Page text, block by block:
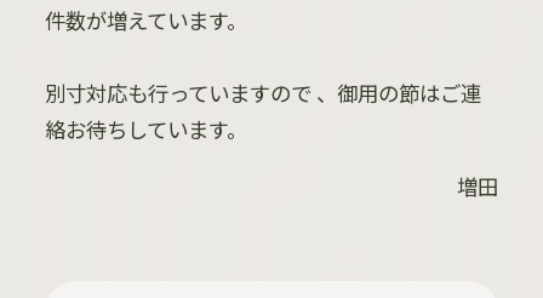
件数が増えています。
別寸対応も行っていますので 、御用の節はご連
絡お待ちしています。
増田